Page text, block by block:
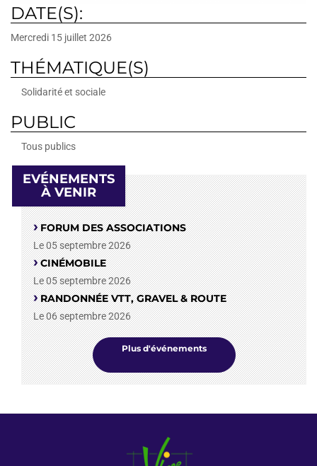
DATE(S):
Mercredi 15 juillet 2026
THÉMATIQUE(S)
Solidarité et sociale
PUBLIC
Tous publics
EVÉNEMENTS
À VENIR
FORUM DES ASSOCIATIONS
Le 05 septembre 2026
CINÉMOBILE
Le 05 septembre 2026
RANDONNÉE VTT, GRAVEL & ROUTE
Le 06 septembre 2026
Plus d'événements